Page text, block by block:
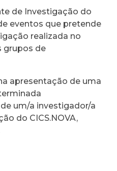
de Investigação do
eventos que pretende
realizada no
grupos de
apresentação de uma
um/a investigador/a
do CICS.NOVA,